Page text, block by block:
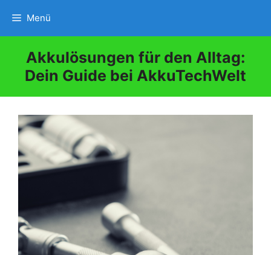
Inhalt
springen
Menü
Akkulösungen für den Alltag:
Dein Guide bei AkkuTechWelt